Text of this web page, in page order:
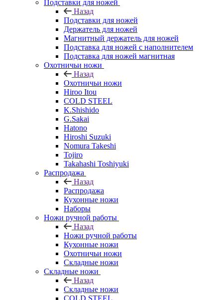
Подставки для ножей
Назад
Подставки для ножей
Держатель для ножей
Магнитный держатель для ножей
Подставка для ножей с наполнителем
Подставка для ножей магнитная
Охотничьи ножи
Назад
Охотничьи ножи
Hiroo Itou
COLD STEEL
K.Shishido
G.Sakai
Hatono
Hiroshi Suzuki
Nomura Takeshi
Tojiro
Takahashi Toshiyuki
Распродажа
Назад
Распродажа
Кухонные ножи
Наборы
Ножи ручной работы
Назад
Ножи ручной работы
Кухонные ножи
Охотничьи ножи
Складные ножи
Складные ножи
Назад
Складные ножи
COLD STEEL